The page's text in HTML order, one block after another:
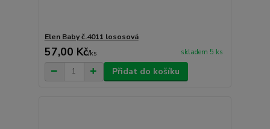
Elen Baby č.4011 lososová
57,00 Kč/ks skladem 5 ks
Přidat do košíku